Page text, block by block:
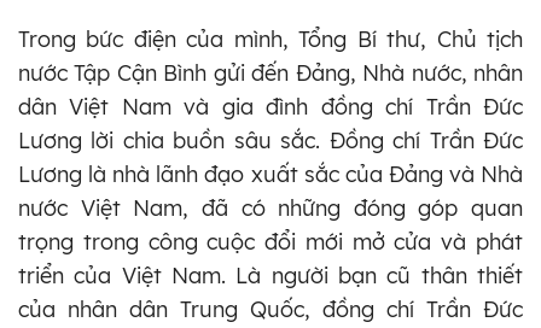
Trong bức điện của mình, Tổng Bí thư, Chủ tịch
nước Tập Cận Bình gửi đến Đảng, Nhà nước, nhân
dân Việt Nam và gia đình đồng chí Trần Đức
Lương lời chia buồn sâu sắc. Đồng chí Trần Đức
Lương là nhà lãnh đạo xuất sắc của Đảng và Nhà
nước Việt Nam, đã có những đóng góp quan
trọng trong công cuộc đổi mới mở cửa và phát
triển của Việt Nam. Là người bạn cũ thân thiết
của nhân dân Trung Quốc, đồng chí Trần Đức